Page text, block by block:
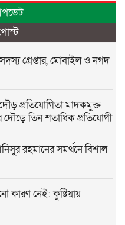
গ্রেপ্তার, মোবাইল ও নগদ
প্রতিযোগিতা মাদকমুক্ত
দৌড়ে তিন শতাধিক প্রতিযোগী
রহমানের সমর্থনে বিশাল
কারণ নেই: কুষ্টিয়ায়